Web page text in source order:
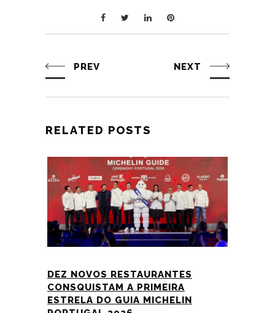
PREV NEXT
RELATED POSTS
DEZ NOVOS RESTAURANTES
CONSQUISTAM A PRIMEIRA
ESTRELA DO GUIA MICHELIN